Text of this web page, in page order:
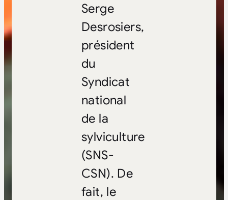
Serge
Desrosiers,
président
du
Syndicat
national
de la
sylviculture
(SNS-
CSN). De
fait, le